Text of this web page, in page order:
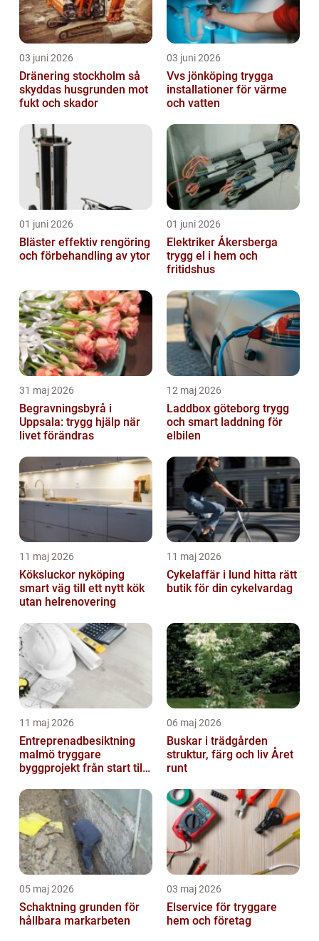
03 juni 2026
Dränering stockholm så
skyddas husgrunden mot
fukt och skador
03 juni 2026
Vvs jönköping trygga
installationer för värme
och vatten
01 juni 2026
Bläster effektiv rengöring
och förbehandling av ytor
01 juni 2026
Elektriker Åkersberga
trygg el i hem och
fritidshus
31 maj 2026
Begravningsbyrå i
Uppsala: trygg hjälp när
livet förändras
12 maj 2026
Laddbox göteborg trygg
och smart laddning för
elbilen
11 maj 2026
Köksluckor nyköping
smart väg till ett nytt kök
utan helrenovering
11 maj 2026
Cykelaffär i lund hitta rätt
butik för din cykelvardag
11 maj 2026
Entreprenadbesiktning
malmö tryggare
byggprojekt från start till
06 maj 2026
Buskar i trädgården
struktur, färg och liv Året
runt
05 maj 2026
Schaktning grunden för
hållbara markarbeten
03 maj 2026
Elservice för tryggare
hem och företag